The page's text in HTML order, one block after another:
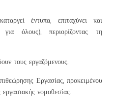
έντυπα, επιταχύνει και
για όλους), περιορίζοντας τη
τους εργαζόμενους.
Εργασίας, προκειμένου
νομοθεσίας.